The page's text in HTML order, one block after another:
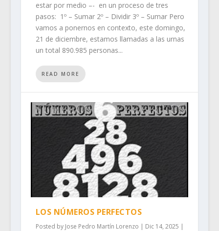
estar por medio –- en un proceso de tres
pasos: 1º – Sumar 2º – Dividir 3º – Sumar Pero
vamos a ponernos en contexto, este domingo,
21 de diciembre, estamos llamadas a las urnas
un total 890.985 personas...
READ MORE
LOS NÚMEROS PERFECTOS
Posted by Jose Pedro Martín Lorenzo | Dic 14, 2025 |